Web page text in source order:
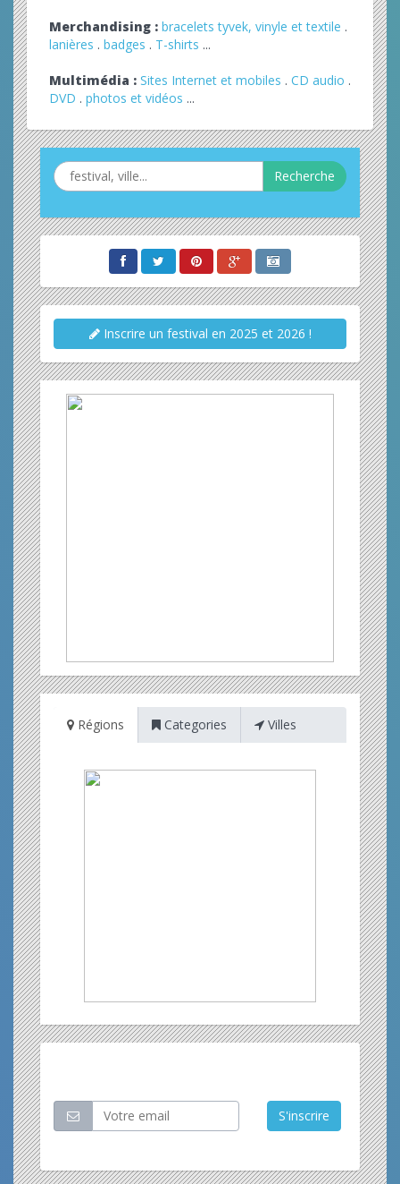
Merchandising : bracelets tyvek, vinyle et textile .
lanières . badges . T-shirts ...
Multimédia : Sites Internet et mobiles . CD audio .
DVD . photos et vidéos ...
Recherche
Inscrire un festival en 2025 et 2026 !
Régions Categories Villes
S'inscrire